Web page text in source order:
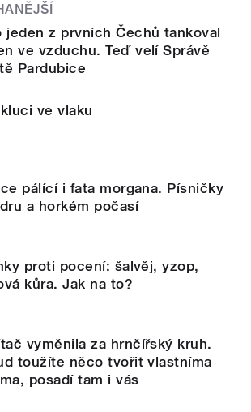
jeden z prvních Čechů tankoval
ve vzduchu. Teď velí Správě
Pardubice
ve vlaku
pálící i fata morgana. Písničky
a horkém počasí
proti pocení: šalvěj, yzop,
kůra. Jak na to?
vyměnila za hrnčířský kruh.
toužíte něco tvořit vlastníma
posadí tam i vás